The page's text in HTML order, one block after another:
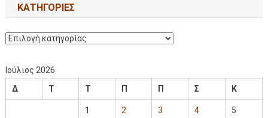
KΑΤΗΓΟΡΊΕΣ
Ιούλιος 2026
Δ
Τ Τ Π Π Σ Κ
1 2 3 4 5